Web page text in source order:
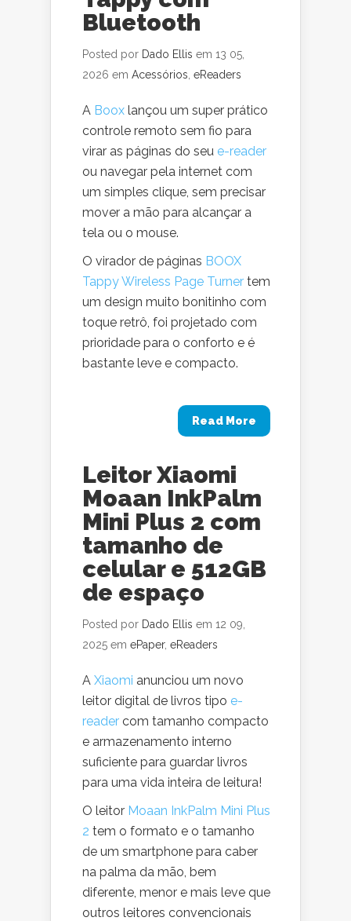
Bluetooth
Posted por Dado Ellis em 13 05,
2026 em Acessórios eReaders
A Boox lançou um super prático
controle remoto sem fio para
virar as páginas do seu e-reader
ou navegar pela internet com
um simples clique, sem precisar
mover a mão para alcançar a
tela ou o mouse.
O virador de páginas BOOX
Tappy Wireless Page Turner tem
um design muito bonitinho com
toque retrô, foi projetado com
prioridade para o conforto e é
bastante leve e compacto.
Read More
Leitor Xiaomi
Moaan InkPalm
Mini Plus 2 com
tamanho de
celular e 512GB
de espaço
Posted por Dado Ellis em 12 09,
2025 em ePaper, eReaders
A Xiaomi anunciou um novo
leitor digital de livros tipo e-
reader com tamanho compacto
e armazenamento interno
suficiente para guardar livros
para uma vida inteira de leitura!
O leitor Moaan InkPalm Mini Plus
2 tem o formato e o tamanho
de um smartphone para caber
na palma da mão, bem
diferente, menor e mais leve que
outros leitores convencionais